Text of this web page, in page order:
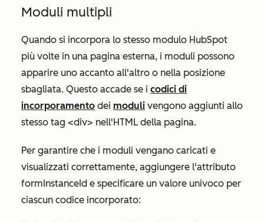
Moduli multipli
Quando si incorpora lo stesso modulo HubSpot
più volte in una pagina esterna, i moduli possono
apparire uno accanto all'altro o nella posizione
sbagliata. Questo accade se i codici di
incorporamento dei moduli vengono aggiunti allo
stesso tag <div> nell'HTML della pagina.
Per garantire che i moduli vengano caricati e
visualizzati correttamente, aggiungere l'attributo
formInstanceId e specificare un valore univoco per
ciascun codice incorporato: